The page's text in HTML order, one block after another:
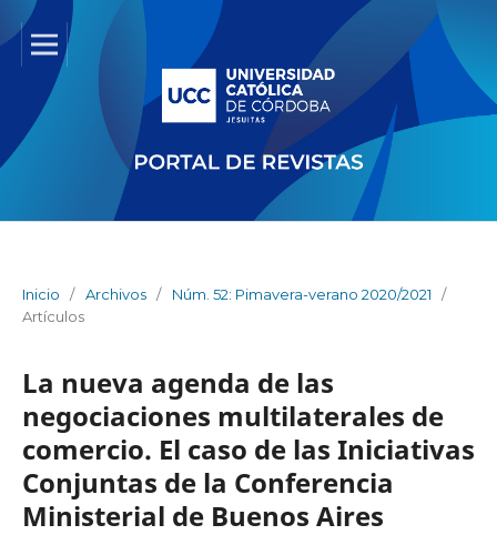
Inicio / Archivos / Núm. 52: Pimavera-verano 2020/2021
/
Artículos
La nueva agenda de las
negociaciones multilaterales de
comercio. El caso de las Iniciativas
Conjuntas de la Conferencia
Ministerial de Buenos Aires